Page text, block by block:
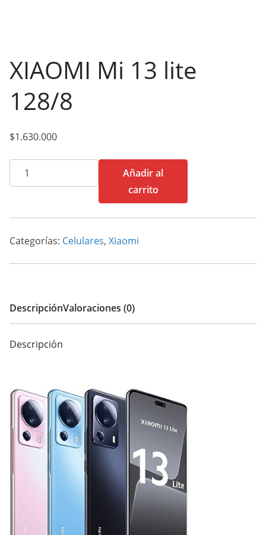
XIAOMI Mi 13 lite
128/8
$1.630.000
XIAOMI
Mi
lite
cantidad
Añadir al
carrito
Categorías: Celulares, Xiaomi
DescripciónValoraciones (0)
Descripción